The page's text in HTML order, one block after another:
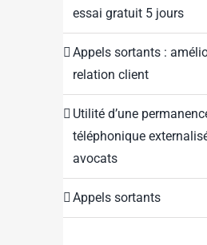
essai gratuit 5 jours
Appels sortants :
relation client
Utilité d’une
téléphonique
avocats
Appels sortants